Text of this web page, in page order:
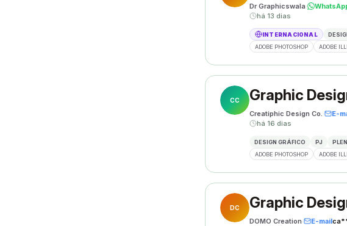
Dr Graphicswala·
há 13 dias
INTERNACIONAL
ADOBE PHOTOSHOP
ADOBE
CC Graphic
Creatiphic Design Co.· E-
há 16 dias
DESIGN GRÁFICO PJ
ADOBE PHOTOSHOP
ADOBE
DC Graphic
DOMO Creation· E-mail